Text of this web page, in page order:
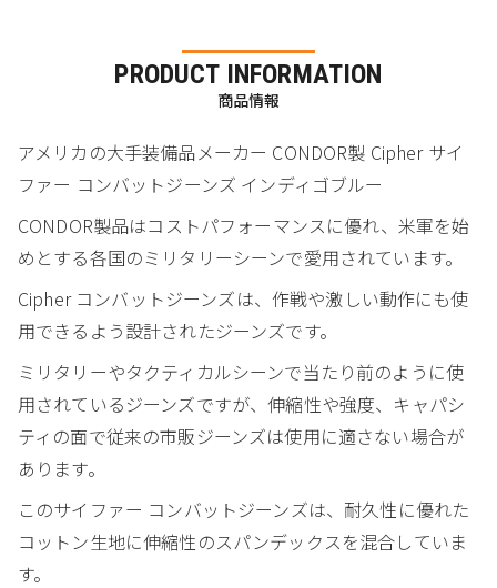
PRODUCT INFORMATION
商品情報
アメリカの大手装備品メーカー CONDOR製 Cipher サイ
ファー コンバットジーンズ インディゴブルー
CONDOR製品はコストパフォーマンスに優れ、米軍を始
めとする各国のミリタリーシーンで愛用されています。
Cipher コンバットジーンズは、作戦や激しい動作にも使
用できるよう設計されたジーンズです。
ミリタリーやタクティカルシーンで当たり前のように使
用されているジーンズですが、伸縮性や強度、キャパシ
ティの面で従来の市販ジーンズは使用に適さない場合が
あります。
このサイファー コンバットジーンズは、耐久性に優れた
コットン生地に伸縮性のスパンデックスを混合していま
す。